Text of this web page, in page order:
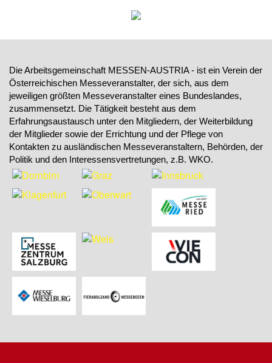
Die Arbeitsgemeinschaft MESSEN-AUSTRIA - ist ein Verein der
Österreichischen Messeveranstalter, der sich, aus dem
jeweiligen größten Messeveranstalter eines Bundeslandes,
zusammensetzt. Die Tätigkeit besteht aus dem
Erfahrungsaustausch unter den Mitgliedern, der Weiterbildung
der Mitglieder sowie der Errichtung und der Pflege von
Kontakten zu ausländischen Messeveranstaltern, Behörden, der
Politik und den Interessensvertretungen, z.B. WKO.